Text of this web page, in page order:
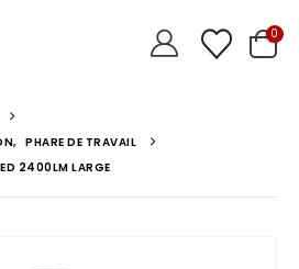
0
, PHARE DE TRAVAIL
2400LM LARGE